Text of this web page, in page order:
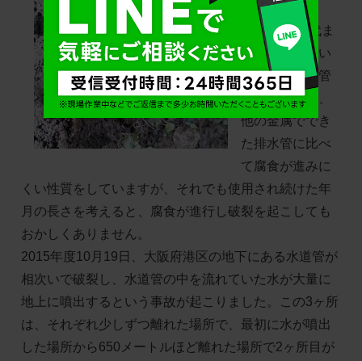
管の老朽化で
す。1950年代ま
で使用されてい
た鉛製の水道管
である鉛管は、
他の金属ででき
た排水管に比べ
て腐食が進みに
くい性質をしていますが、それでも使用され続けた年
月の長さを考えると、腐食が進行し破裂を起こしても
おかしくありません。
2015年度10月19日、大阪府港区の地下にある水道管が
相次いで破裂し、水道管の中を流れていた水が大量に
地上に噴出するという事故が起こりました。この3ヶ所
は、それぞれ少しずつ離れた場所で、最初に水が噴出
した場所から650メートルほど離れた場所で2ヶ所目が